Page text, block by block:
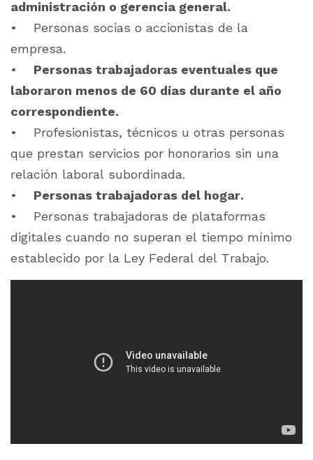
administración o gerencia general.
• Personas socias o accionistas de la
empresa.
• Personas trabajadoras eventuales que
laboraron menos de 60 días durante el año
correspondiente.
• Profesionistas, técnicos u otras personas
que prestan servicios por honorarios sin una
relación laboral subordinada.
• Personas trabajadoras del hogar.
• Personas trabajadoras de plataformas
digitales cuando no superan el tiempo mínimo
establecido por la Ley Federal del Trabajo.